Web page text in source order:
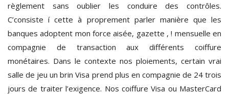
règlement sans oublier les conduire des contrôles.
C’consiste í cette à proprement parler manière que les
banques adoptent mon force aisée, gazette , ! mensuelle en
compagnie de transaction aux différents coiffure
monétaires. Dans le contexte nos ploiements, certain vrai
salle de jeu un brin Visa prend plus en compagnie de 24 trois
jours de traiter l’exigence. Nos coiffure Visa ou MasterCard